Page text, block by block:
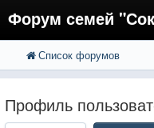
Форум семей
FAQ
Регистрация
Список форумов
Профиль